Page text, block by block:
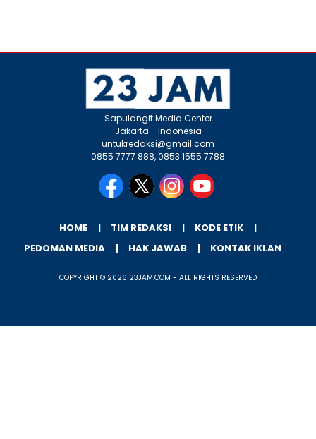
Sapulangit Media Center
Jakarta - Indonesia
untukredaksi@gmail.com
0855 7777 888, 0853 1555 7788
HOME TIM REDAKSI
KODE ETIK
PEDOMAN MEDIA
HAK JAWAB KONTAK IKLAN
COPYRIGHT © 2026 23JAM.COM - ALL RIGHTS RESERVED